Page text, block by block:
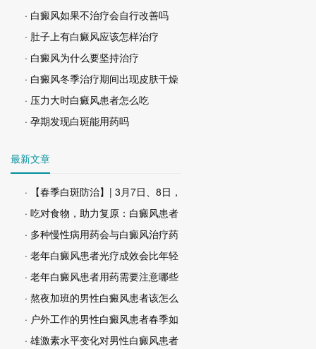
· 白癜风如果不治疗会自行改善吗
· 肚子上有白癜风应该怎样治疗
· 白癜风为什么要坚持治疗
· 白癜风冬季治疗期间出现皮肤干燥
· 压力大时白癜风患者怎么吃
· 孕期发现白斑能用药吗
最新文章
· 【春季白斑防治】| 3月7日、8日，
· 吃对食物，助力复原：白癜风患者
· 多种慢性病用药会与白癜风治疗药
· 老年白癜风患者光疗成效会比年轻
· 老年白癜风患者用药需要注意哪些
· 熬夜加班的男性白癜风患者该怎么
· 户外工作的男性白癜风患者春季如
· 雄激素水平变化对男性白癜风患者